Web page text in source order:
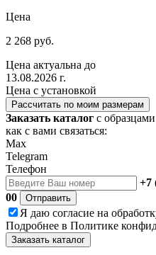
Цена
2 268 руб.
Цена актуальна до
13.08.2026 г.
Цена с установкой
Рассчитать по моим размерам
Заказать каталог с
как с вами связаться:
Max
Telegram
Телефон
+7
00
Отправить
Я даю согласие на
Подробнее в Политике
Заказать каталог